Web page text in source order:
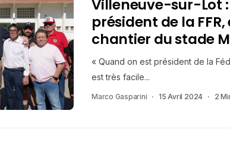
Villeneuve-sur-Lot
président de la
chantier du stade
« Quand on est président de la
est très facile...
Marco Gasparini 15 Avril 2024 2